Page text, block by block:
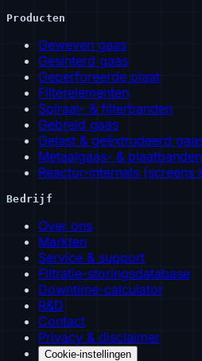
Producten
Geweven gaas
Gesinterd gaas
Geperforeerde plaat
Filterelementen
Spiraal- & filterbanden
Gebreid gaas
Gelast & geëxtrudeerd
Metaalgaas- & plaatbanden
Reactor-internals (screens
Bedrijf
Over ons
Markten
Service & support
Filtratie-storingsdatabase
Downtime-calculator
R&D
Contact
Privacy & disclaimer
Cookie-instellingen